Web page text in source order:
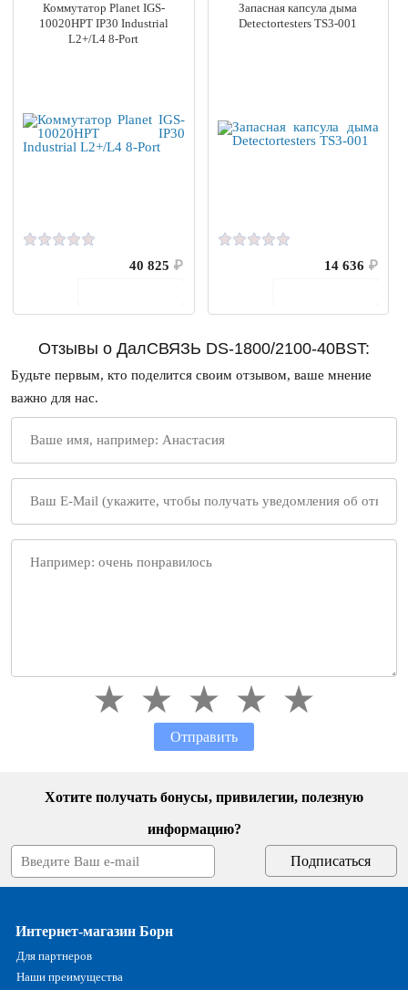
Коммутатор Planet IGS-
10020HPT IP30 Industrial
L2+/L4 8-Port
40 825 ₽
Запасная капсула дыма
Detectortesters TS3-001
14 636 ₽
Отзывы о ДалСВЯЗЬ DS-1800/2100-40BST:
Будьте первым, кто поделится своим отзывом, ваше мнение
важно для нас.
Отправить
Хотите получать бонусы, привилегии, полезную
информацию?
Интернет-магазин Борн
Для партнеров
Наши преимущества